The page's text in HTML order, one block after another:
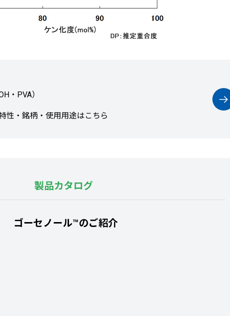
・PVA）
性・銘柄・使用用途はこちら
製品カタログ
ゴーセノール™のご紹介